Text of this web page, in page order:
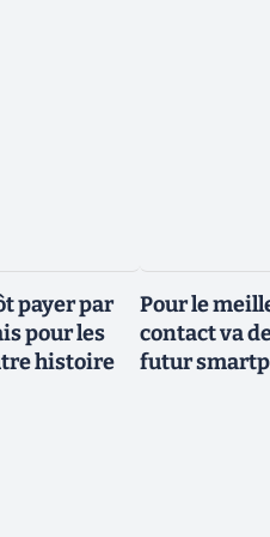
payer par
pour les
histoire
Pour le
contact va
futur